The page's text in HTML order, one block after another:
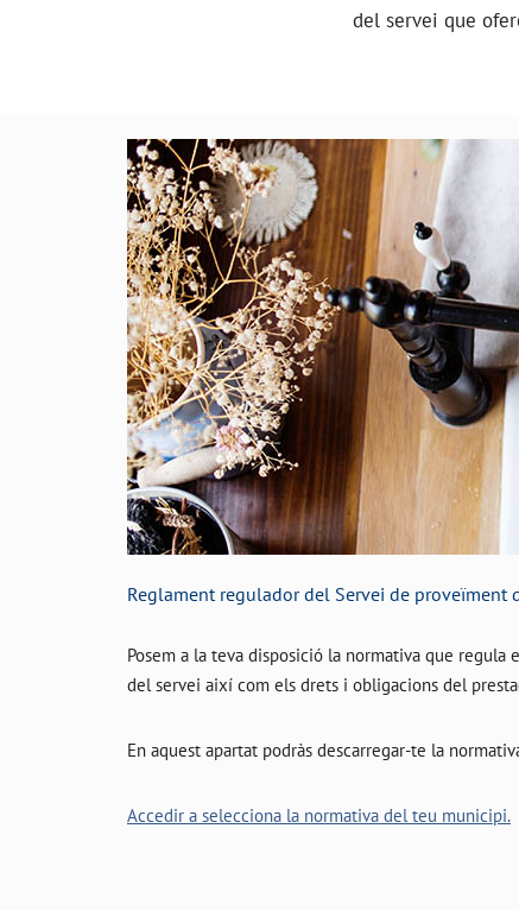
del servei que
Reglament regulador del Servei de proveïment
Posem a la teva disposició la normativa que
del servei així com els drets i obligacions del
En aquest apartat podràs descarregar-te la
Accedir a selecciona la normativa del teu municipi.